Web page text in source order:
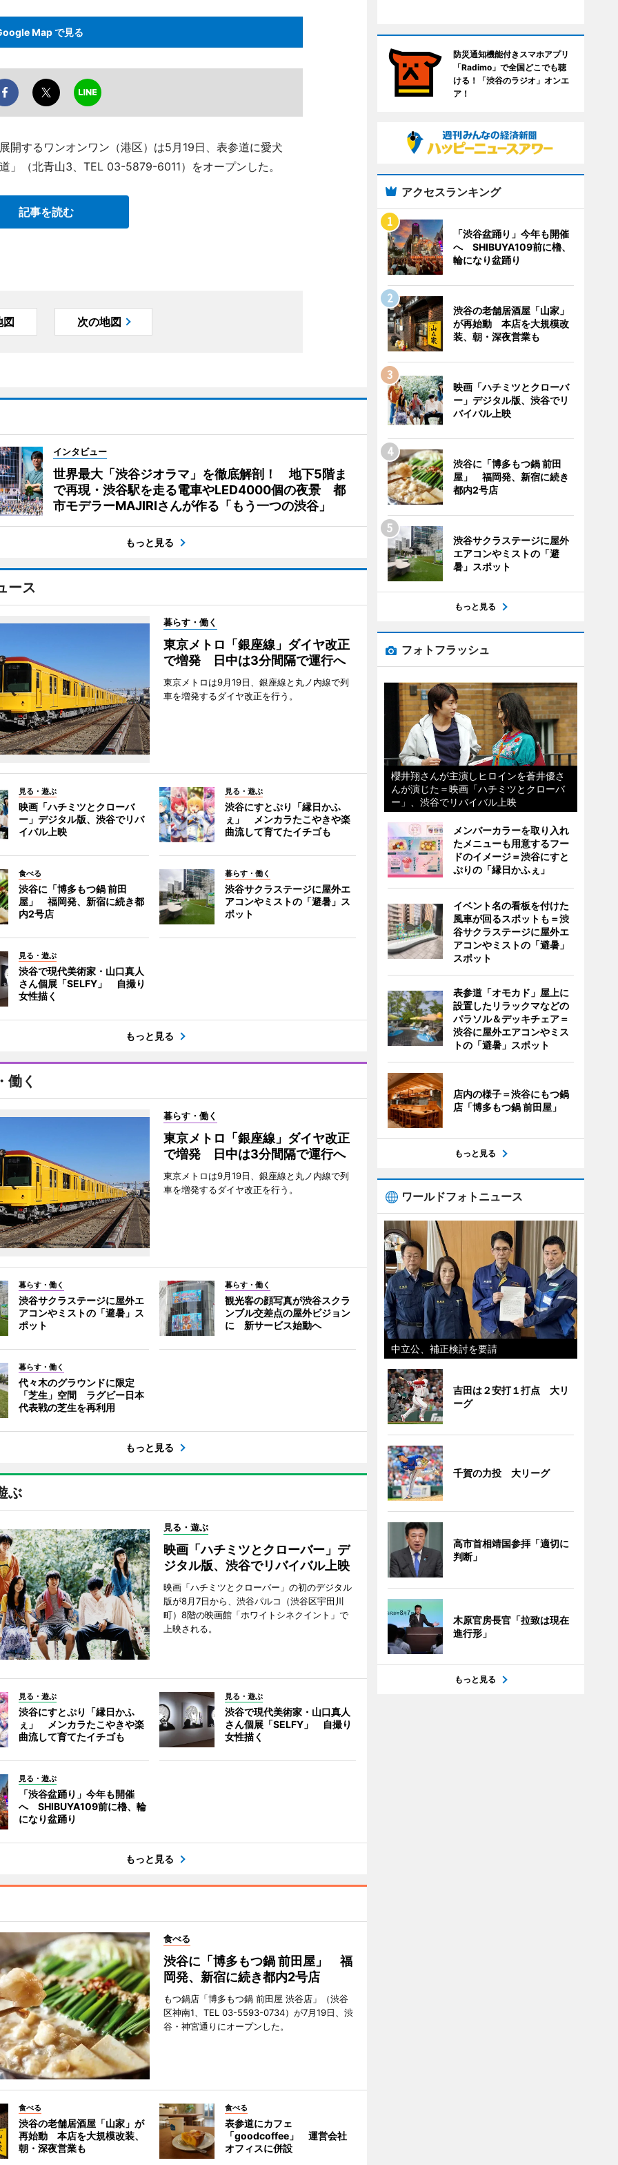
Map で見る
開するワンオンワン（港区）は5月19日、表参道に愛犬
」（北青山3、TEL 03-5879-6011）をオープンした。
記事を読む
図 次の地図
インタビュー
世界最大「渋谷ジオラマ」を徹底解剖！ 地下5階ま
で再現・渋谷駅を走る電車やLED4000個の夜景 都
市モデラーMAJIRIさんが作る「もう一つの渋谷」
もっと見る
ース
暮らす・働く
東京メトロ「銀座線」ダイヤ改正
で増発 日中は3分間隔で運行へ
東京メトロは9月19日、銀座線と丸ノ内線で列
車を増発するダイヤ改正を行う。
見る・遊ぶ
映画「ハチミツとクローバ
ー」デジタル版、渋谷でリバ
イバル上映
見る・遊ぶ
渋谷にすとぷり「縁日かふ
ぇ」 メンカラたこやきや楽
曲流して育てたイチゴも
食べる
渋谷に「博多もつ鍋 前田
屋」 福岡発、新宿に続き都
内2号店
暮らす・働く
渋谷サクラステージに屋外エ
アコンやミストの「避暑」ス
ポット
見る・遊ぶ
渋谷で現代美術家・山口真人
さん個展「SELFY」 自撮り
女性描く
もっと見る
働く
暮らす・働く
東京メトロ「銀座線」ダイヤ改正
で増発 日中は3分間隔で運行へ
東京メトロは9月19日、銀座線と丸ノ内線で列
車を増発するダイヤ改正を行う。
暮らす・働く
渋谷サクラステージに屋外エ
アコンやミストの「避暑」ス
ポット
暮らす・働く
観光客の顔写真が渋谷スクラ
ンブル交差点の屋外ビジョン
に 新サービス始動へ
暮らす・働く
代々木のグラウンドに限定
「芝生」空間 ラグビー日本
代表戦の芝生を再利用
もっと見る
ぶ
見る・遊ぶ
映画「ハチミツとクローバー」デ
ジタル版、渋谷でリバイバル上映
映画「ハチミツとクローバー」の初のデジタル
版が8月7日から、渋谷パルコ（渋谷区宇田川
町）8階の映画館「ホワイトシネクイント」で
上映される。
見る・遊ぶ
渋谷にすとぷり「縁日かふ
ぇ」 メンカラたこやきや楽
曲流して育てたイチゴも
見る・遊ぶ
渋谷で現代美術家・山口真人
さん個展「SELFY」 自撮り
女性描く
見る・遊ぶ
「渋谷盆踊り」今年も開催
へ SHIBUYA109前に櫓、輪
になり盆踊り
もっと見る
食べる
渋谷に「博多もつ鍋 前田屋」 福
岡発、新宿に続き都内2号店
もつ鍋店「博多もつ鍋 前田屋 渋谷店」（渋谷
区神南1、TEL 03-5593-0734）が7月19日、渋
谷・神宮通りにオープンした。
食べる
渋谷の老舗居酒屋「山家」が
再始動 本店を大規模改装、
朝・深夜営業も
食べる
表参道にカフェ
「goodcoffee」 運営会社
オフィスに併設
防災通知機能付きスマホアプリ
「Radimo」で全国どこでも聴
ける！「渋谷のラジオ」オンエ
ア！
アクセスランキング
「渋谷盆踊り」今年も開催
へ SHIBUYA109前に櫓、
輪になり盆踊り
渋谷の老舗居酒屋「山家」
が再始動 本店を大規模改
装、朝・深夜営業も
映画「ハチミツとクローバ
ー」デジタル版、渋谷でリ
バイバル上映
渋谷に「博多もつ鍋 前田
屋」 福岡発、新宿に続き
都内2号店
渋谷サクラステージに屋外
エアコンやミストの「避
暑」スポット
もっと見る
フォトフラッシュ
櫻井翔さんが主演しヒロインを蒼井優さ
んが演じた＝映画「ハチミツとクローバ
ー」、渋谷でリバイバル上映
メンバーカラーを取り入れ
たメニューも用意するフー
ドのイメージ＝渋谷にすと
ぷりの「縁日かふぇ」
イベント名の看板を付けた
風車が回るスポットも＝渋
谷サクラステージに屋外エ
アコンやミストの「避暑」
スポット
表参道「オモカド」屋上に
設置したリラックマなどの
パラソル＆デッキチェア＝
渋谷に屋外エアコンやミス
トの「避暑」スポット
店内の様子＝渋谷にもつ鍋
店「博多もつ鍋 前田屋」
もっと見る
ワールドフォトニュース
中立公、補正検討を要請
吉田は２安打１打点 大リ
ーグ
千賀の力投 大リーグ
高市首相靖国参拝「適切に
判断」
木原官房長官「拉致は現在
進行形」
もっと見る